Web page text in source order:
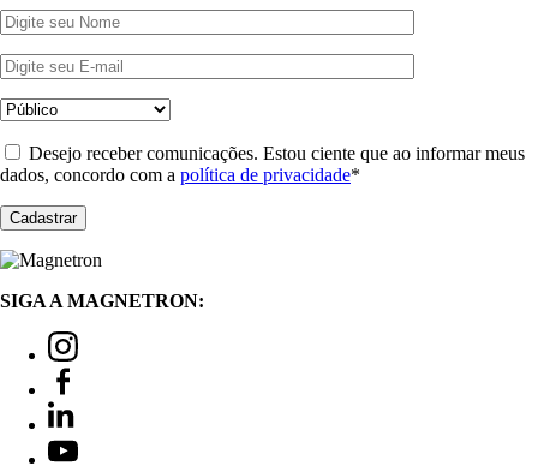
Desejo receber comunicações. Estou ciente que ao informar meus
dados, concordo com a política de privacidade*
SIGA A MAGNETRON: